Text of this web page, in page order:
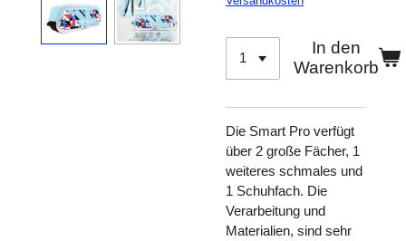
In den
Warenkorb
Die Smart Pro verfügt
über 2 große Fächer, 1
weiteres schmales und
1 Schuhfach. Die
Verarbeitung und
Materialien, sind sehr